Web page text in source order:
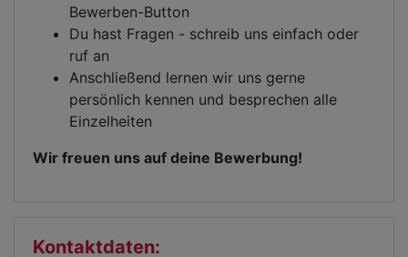
Bewerben-Button
Du hast Fragen - schreib uns einfach oder
ruf an
Anschließend lernen wir uns gerne
persönlich kennen und besprechen alle
Einzelheiten
Wir freuen uns auf deine Bewerbung!
Kontaktdaten: